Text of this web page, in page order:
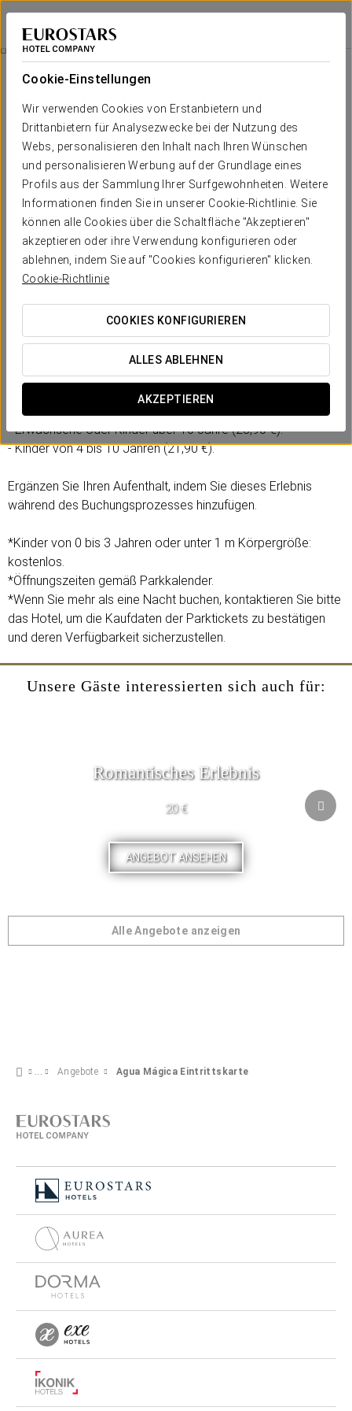
Cookie-Einstellungen
Wir verwenden Cookies von Erstanbietern und
Drittanbietern für Analysezwecke bei der Nutzung des
Webs, personalisieren den Inhalt nach Ihren Wünschen
und personalisieren Werbung auf der Grundlage eines
Profils aus der Sammlung Ihrer Surfgewohnheiten. Weitere
Informationen finden Sie in unserer Cookie-Richtlinie. Sie
können alle Cookies über die Schaltfläche "Akzeptieren"
akzeptieren oder ihre Verwendung konfigurieren oder
ablehnen, indem Sie auf "Cookies konfigurieren" klicken.
Cookie-Richtlinie
COOKIES KONFIGURIEREN
ALLES ABLEHNEN
AKZEPTIEREN
Eurostars Regina
SEVILLA
Agua Mágica Eintrittskarte
Ab 21,90 €
Agua Mágica Eintrittskarte
- 1 Tageseintritt in den Freizeitpark Agua Mágica.
Wählen Sie die Option je nach Alter:
- Erwachsene oder Kinder über 10 Jahre (28,90 €).
- Kinder von 4 bis 10 Jahren (21,90 €).
Ergänzen Sie Ihren Aufenthalt, indem Sie dieses Erlebnis
während des Buchungsprozesses hinzufügen.
*Kinder von 0 bis 3 Jahren oder unter 1 m Körpergröße:
kostenlos.
*Öffnungszeiten gemäß Parkkalender.
*Wenn Sie mehr als eine Nacht buchen, kontaktieren Sie bitte
das Hotel, um die Kaufdaten der Parktickets zu bestätigen
und deren Verfügbarkeit sicherzustellen.
Unsere Gäste interessierten sich auch für:
Romantisches Erlebnis
20 €
ANGEBOT ANSEHEN
Alle Angebote anzeigen
Angebote Agua Mágica Eintrittskarte